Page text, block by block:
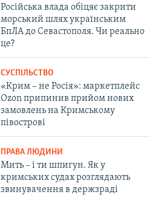
Російська влада обіцяє закрити
морський шлях українським
БпЛА до Севастополя. Чи реально
це?
СУСПІЛЬСТВО
«Крим – не Росія»: маркетплейс
Ozon припинив прийом нових
замовлень на Кримському
півострові
ПРАВА ЛЮДИНИ
Мить – і ти шпигун. Як у
кримських судах розглядають
звинувачення в держзраді